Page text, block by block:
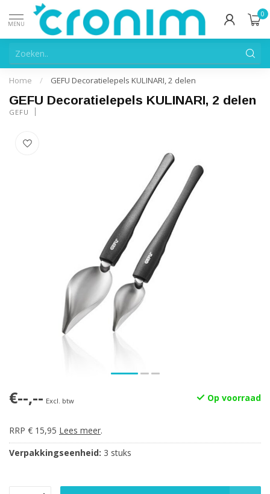
MENU
0
Home / GEFU Decoratielepels KULINARI, 2 delen
GEFU Decoratielepels KULINARI, 2 delen
GEFU
€--,-- Excl. btw Op voorraad
RRP € 15,95 Lees meer.
Verpakkingseenheid: 3 stuks